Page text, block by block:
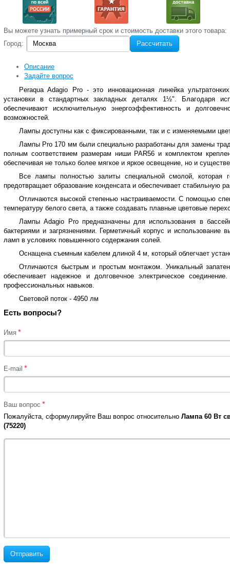
Вы‌ можете‌ узнать‌ примерный срок и стоимость‌ доставки этого товара:
Город:
Рассчитать
Описание
Задайте вопрос
Peraqua Adagio
Pro - это инновационная линейка
установки в стандартных закладных деталях 1½". Благодаря
обеспечивают исключительную энергоэффективность и
возможностей.
Лампы доступны как с фиксированными, так и с изменяемыми
Лампы Pro 170 мм были специально разработаны для замены
полным соответствием размерам ниши PAR56 и комплектом
обеспечивая не только более мягкое и яркое освещение, но и
Все лампы полностью залиты специальной смолой,
предотвращает образование конденсата и обеспечивает стабильную
Отличаются высокой степенью настраиваемости. С помощью
температуру белого света, а также создавать плавные цветовые
Лампы Adagio Pro предназначены для использования в
бактериями и загрязнениями. Герметичный корпус и использование
ламп в условиях повышенного содержания солей.
Оснащена съемным кабелем длиной 4 м, который облегчает
Отличаются быстрым и простым монтажом. Уникальный
обеспечивает надежное и долговечное электрическое
профессиональных навыков.
Световой поток - 4950 лм
Есть вопросы?
Имя *
E-mail *
Ваш вопрос *
Пожалуйста, сформулируйте Ваш вопрос относительно Лампа 60 Вт
(75220)
Отправить